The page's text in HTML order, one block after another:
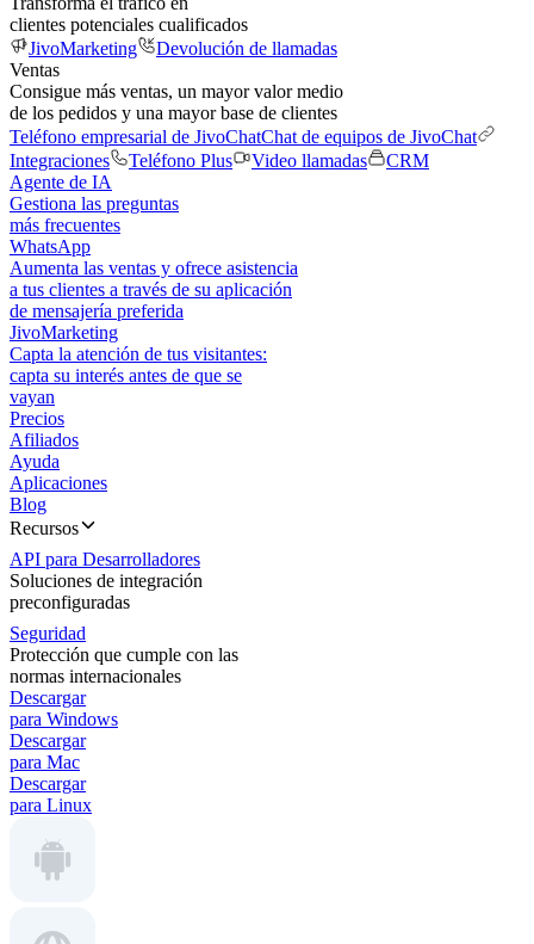
clientes potenciales cualificados
JivoMarketing
Devolución de llamadas
Ventas
Consigue más ventas, un mayor valor medio
de los pedidos y una mayor base de clientes
Teléfono empresarial de JivoChatChat de equipos de JivoChat
Integraciones
Teléfono Plus Video llamadas
CRM
Agente de IA
Gestiona las preguntas
más frecuentes
WhatsApp
Aumenta las ventas y ofrece asistencia
a tus clientes a través de su aplicación
de mensajería preferida
JivoMarketing
Capta la atención de tus visitantes:
capta su interés antes de que se
vayan
Precios
Afiliados
Ayuda
Aplicaciones
Blog
Recursos
API para Desarrolladores
Soluciones de integración
preconfiguradas
Seguridad
Protección que cumple con las
normas internacionales
Descargar
para Windows
Descargar
para Mac
Descargar
para Linux